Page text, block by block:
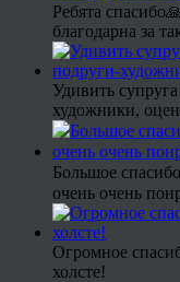
Ребята
благодарна за
Удивить
художники,
Большое
очень очень
Огромное
холсте!